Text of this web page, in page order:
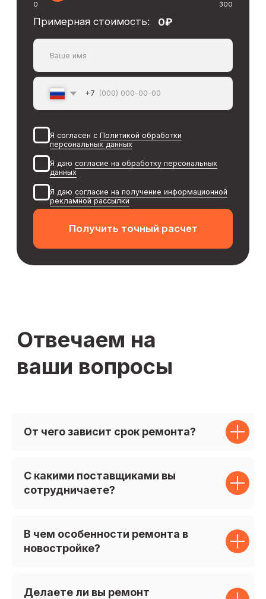
От чего зависит срок ремонта?
С какими поставщиками вы
сотрудничаете?
В чем особенности ремонта в
новостройке?
Делаете ли вы ремонт
Политика использования Cookies
Согласие на обработку персональных
Согласие на получение информационной рассылки
Вся правовая информация
Подпишитесь
на нас в соцсетях: